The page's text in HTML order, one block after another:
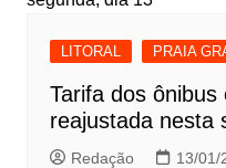
LITORAL PRAIA
Tarifa dos
reajustada nesta
Redação 13/01/